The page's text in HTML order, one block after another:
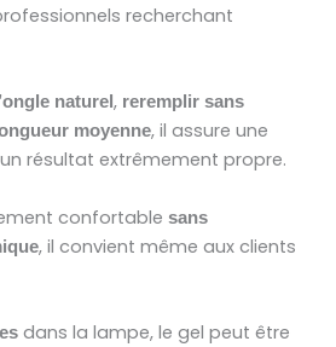
recherchant
naturel , reremplir sans
moyenne, il assure une
résultat extrêmement propre.
confortable sans
, il convient même aux clients
dans la lampe, le gel peut être